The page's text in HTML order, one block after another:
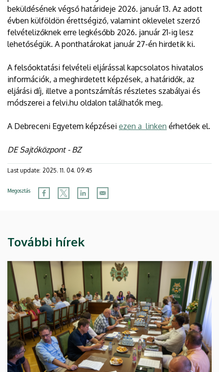
beküldésének végső határideje 2026. január 13. Az adott
évben külföldön érettségiző, valamint oklevelet szerző
felvételizőknek erre legkésőbb 2026. január 21-ig lesz
lehetőségük. A ponthatárokat január 27-én hirdetik ki.
A felsőoktatási felvételi eljárással kapcsolatos hivatalos
információk, a meghirdetett képzések, a határidők, az
eljárási díj, illetve a pontszámítás részletes szabályai és
módszerei a felvi.hu oldalon találhatók meg.
A Debreceni Egyetem képzései ezen a linken érhetőek el.
DE Sajtóközpont - BZ
Last update: 2025. 11. 04. 09:45
Megosztás
További hírek